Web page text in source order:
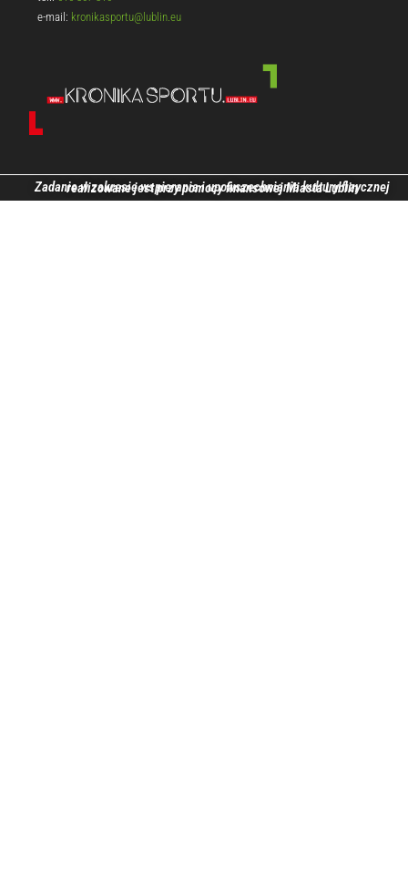
e-mail: kronikasportu@lublin.eu
Zadanie w zakresie wspierania i upowszechniania kultury fizycznej realizowane jest przy pomocy finansowej Miasta Lublin